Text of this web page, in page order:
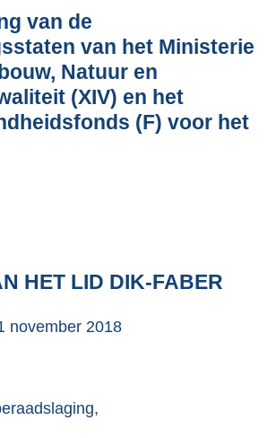
g
r
o
o
t
van de
van het Ministerie
Natuur en
(XIV) en het
(F) voor het
HET LID DIK-FABER
november 2018